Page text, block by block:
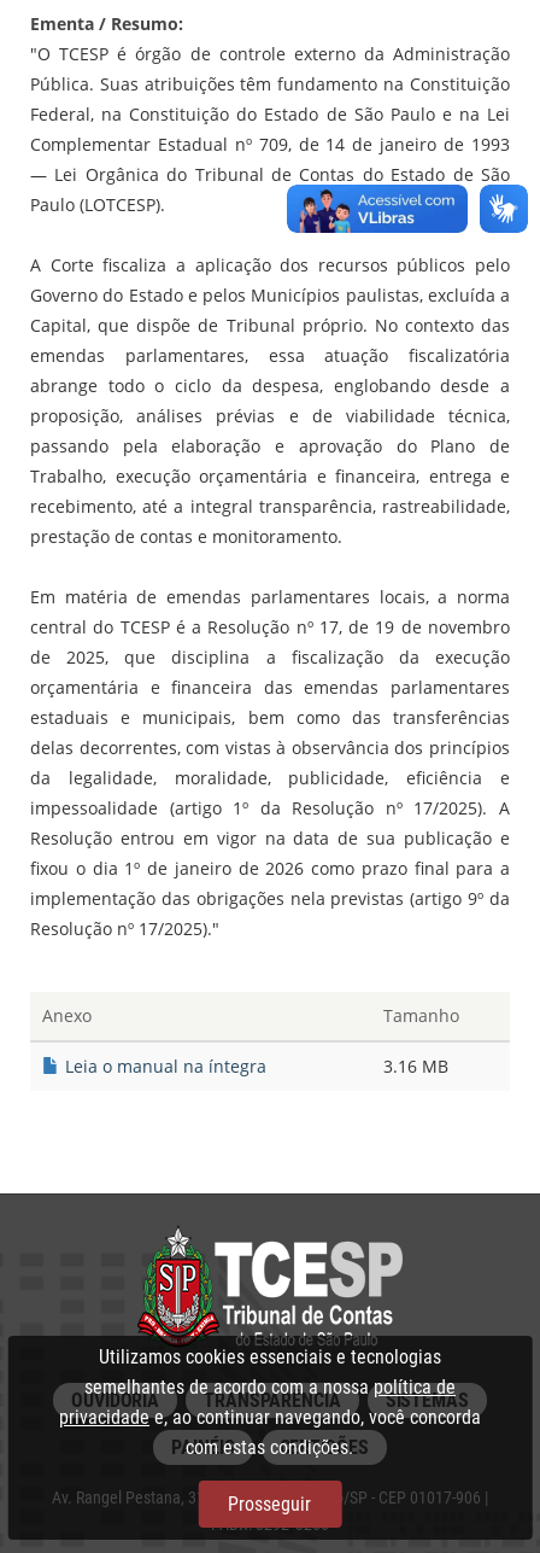
Ementa / Resumo:
"O TCESP é órgão de controle externo da Administração
Pública. Suas atribuições têm fundamento na Constituição
Federal, na Constituição do Estado de São Paulo e na Lei
Complementar Estadual nº 709, de 14 de janeiro de 1993
— Lei Orgânica do Tribunal de Contas do Estado de São
Paulo (LOTCESP).
A Corte fiscaliza a aplicação dos recursos públicos pelo
Governo do Estado e pelos Municípios paulistas, excluída a
Capital, que dispõe de Tribunal próprio. No contexto das
emendas parlamentares, essa atuação fiscalizatória
abrange todo o ciclo da despesa, englobando desde a
proposição, análises prévias e de viabilidade técnica,
passando pela elaboração e aprovação do Plano de
Trabalho, execução orçamentária e financeira, entrega e
recebimento, até a integral transparência, rastreabilidade,
prestação de contas e monitoramento.
Em matéria de emendas parlamentares locais, a norma
central do TCESP é a Resolução nº 17, de 19 de novembro
de 2025, que disciplina a fiscalização da execução
orçamentária e financeira das emendas parlamentares
estaduais e municipais, bem como das transferências
delas decorrentes, com vistas à observância dos princípios
da legalidade, moralidade, publicidade, eficiência e
impessoalidade (artigo 1º da Resolução nº 17/2025). A
Resolução entrou em vigor na data de sua publicação e
fixou o dia 1º de janeiro de 2026 como prazo final para a
implementação das obrigações nela previstas (artigo 9º da
Resolução nº 17/2025)."
Anexo Tamanho
Leia o manual na íntegra 3.16 MB
OUVIDORIA TRANSPARÊNCIA SISTEMAS
PAINÉIS CERTIDÕES
Av. Rangel Pestana, 315 - Centro, São Paulo/SP - CEP 01017-906 |
PABX: 3292‑3266
Utilizamos cookies essenciais e tecnologias
semelhantes de acordo com a nossapolítica de
privacidadee, ao continuar navegando, você concorda
com estas condições.
Prosseguir